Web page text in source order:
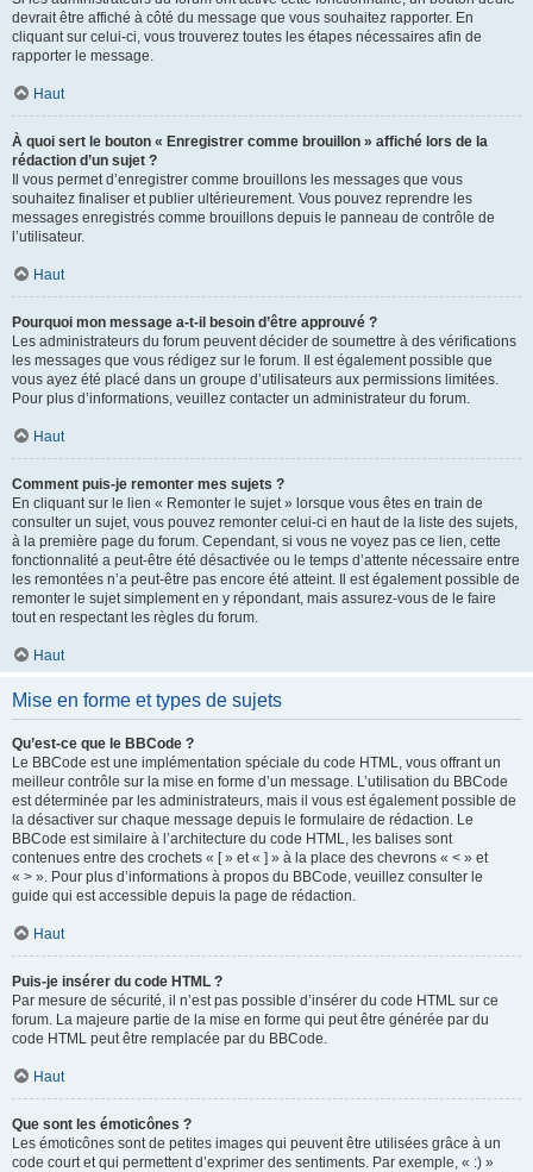
devrait être affiché à côté du message que vous souhaitez rapporter. En
cliquant sur celui-ci, vous trouverez toutes les étapes nécessaires afin de
rapporter le message.
Haut
À quoi sert le bouton « Enregistrer comme brouillon » affiché lors de la
rédaction d’un sujet ?
Il vous permet d’enregistrer comme brouillons les messages que vous
souhaitez finaliser et publier ultérieurement. Vous pouvez reprendre les
messages enregistrés comme brouillons depuis le panneau de contrôle de
l’utilisateur.
Haut
Pourquoi mon message a-t-il besoin d’être approuvé ?
Les administrateurs du forum peuvent décider de soumettre à des vérifications
les messages que vous rédigez sur le forum. Il est également possible que
vous ayez été placé dans un groupe d’utilisateurs aux permissions limitées.
Pour plus d’informations, veuillez contacter un administrateur du forum.
Haut
Comment puis-je remonter mes sujets ?
En cliquant sur le lien « Remonter le sujet » lorsque vous êtes en train de
consulter un sujet, vous pouvez remonter celui-ci en haut de la liste des sujets,
à la première page du forum. Cependant, si vous ne voyez pas ce lien, cette
fonctionnalité a peut-être été désactivée ou le temps d’attente nécessaire entre
les remontées n’a peut-être pas encore été atteint. Il est également possible de
remonter le sujet simplement en y répondant, mais assurez-vous de le faire
tout en respectant les règles du forum.
Haut
Mise en forme et types de sujets
Qu’est-ce que le BBCode ?
Le BBCode est une implémentation spéciale du code HTML, vous offrant un
meilleur contrôle sur la mise en forme d’un message. L’utilisation du BBCode
est déterminée par les administrateurs, mais il vous est également possible de
la désactiver sur chaque message depuis le formulaire de rédaction. Le
BBCode est similaire à l’architecture du code HTML, les balises sont
contenues entre des crochets « [ » et « ] » à la place des chevrons « < » et
« > ». Pour plus d’informations à propos du BBCode, veuillez consulter le
guide qui est accessible depuis la page de rédaction.
Haut
Puis-je insérer du code HTML ?
Par mesure de sécurité, il n’est pas possible d’insérer du code HTML sur ce
forum. La majeure partie de la mise en forme qui peut être générée par du
code HTML peut être remplacée par du BBCode.
Haut
Que sont les émoticônes ?
Les émoticônes sont de petites images qui peuvent être utilisées grâce à un
code court et qui permettent d’exprimer des sentiments. Par exemple, « :) »